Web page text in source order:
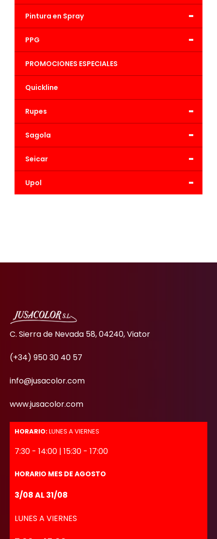
-
Pintura en Spray
-
PPG
PROMOCIONES ESPECIALES
Quickline
-
Rupes
-
Sagola
-
Seicar
-
Upol
C. Sierra de Nevada 58, 04240, Viator
(+34) 950 30 40 57
info@jusacolor.com
www.jusacolor.com
HORARIO:LUNES A VIERNES
7:30 - 14:00 | 15:30 - 17:00
HORARIO MES DE AGOSTO
3/08 AL 31/08
LUNES A VIERNES